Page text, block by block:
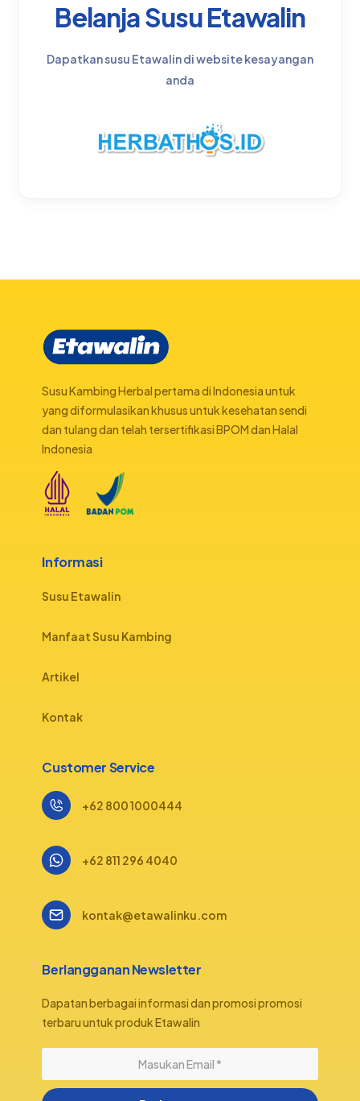
Belanja Susu Etawalin
Dapatkan susu Etawalin di website kesayangan
anda
Susu Kambing Herbal pertama di Indonesia untuk
yang diformulasikan khusus untuk kesehatan sendi
dan tulang dan telah tersertifikasi BPOM dan Halal
Indonesia
Informasi
Susu Etawalin
Manfaat Susu Kambing
Artikel
Kontak
Customer Service
+62 800 1000444
+62 811 296 4040
kontak@etawalinku.com
Berlangganan Newsletter
Dapatan berbagai informasi dan promosi promosi
terbaru untuk produk Etawalin